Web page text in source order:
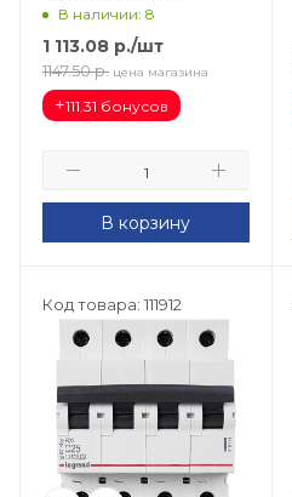
В наличии: 8
1 113.08 р./шт
1147.50 р. цена магазина
+111.31 бонусов
В корзину
Код товара: 111912